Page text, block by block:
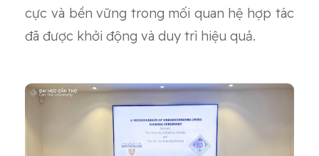
cực và bền vững trong mối quan hệ hợp tác
đã được khởi động và duy trì hiệu quả.